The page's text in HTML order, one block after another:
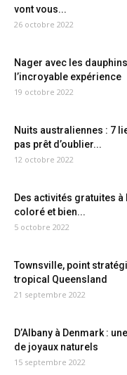
vont vous...
26 octobre 2022
Nager avec les
l’incroyable expérience
19 octobre 2022
Nuits australiennes : 7
pas prêt d’oublier...
12 octobre 2022
Des activités gratuites à
coloré et bien...
5 octobre 2022
Townsville, point
tropical Queensland
21 septembre 2022
D’Albany à Denmark :
de joyaux naturels
15 septembre 2022